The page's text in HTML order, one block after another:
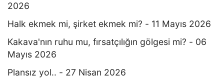
2026
Halk ekmek mi, şirket ekmek mi? - 11 Mayıs 2026
Kakava'nın ruhu mu, fırsatçılığın gölgesi mi? - 06
Mayıs 2026
Plansız yol.. - 27 Nisan 2026